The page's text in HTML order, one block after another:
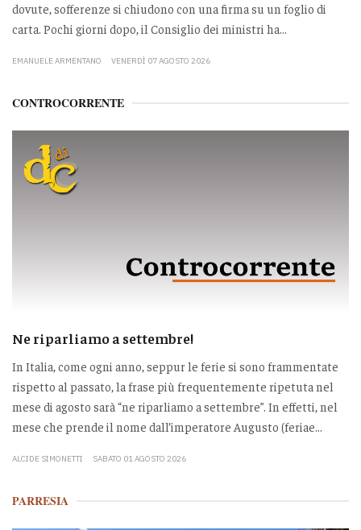
dovute, sofferenze si chiudono con una firma su un foglio di
carta. Pochi giorni dopo, il Consiglio dei ministri ha...
EMANUELE ARMENTANO VENERDÌ 07 AGOSTO 2026
CONTROCORRENTE
Ne riparliamo a settembre!
In Italia, come ogni anno, seppur le ferie si sono frammentate
rispetto al passato, la frase più frequentemente ripetuta nel
mese di agosto sarà “ne riparliamo a settembre”. In effetti, nel
mese che prende il nome dall’imperatore Augusto (feriae...
ALCIDE SIMONETTI SABATO 01 AGOSTO 2026
PARRESIA